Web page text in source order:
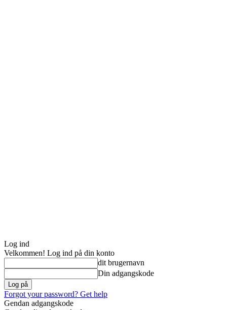
Log ind
Velkommen! Log ind på din konto
dit brugernavn
Din adgangskode
Forgot your password? Get help
Gendan adgangskode